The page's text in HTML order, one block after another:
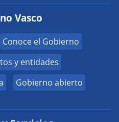
Vasco
Conoce el Gobierno
y entidades
Gobierno abierto